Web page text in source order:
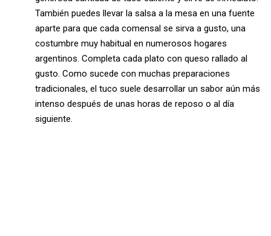
También puedes llevar la salsa a la mesa en una fuente
aparte para que cada comensal se sirva a gusto, una
costumbre muy habitual en numerosos hogares
argentinos. Completa cada plato con queso rallado al
gusto. Como sucede con muchas preparaciones
tradicionales, el tuco suele desarrollar un sabor aún más
intenso después de unas horas de reposo o al día
siguiente.